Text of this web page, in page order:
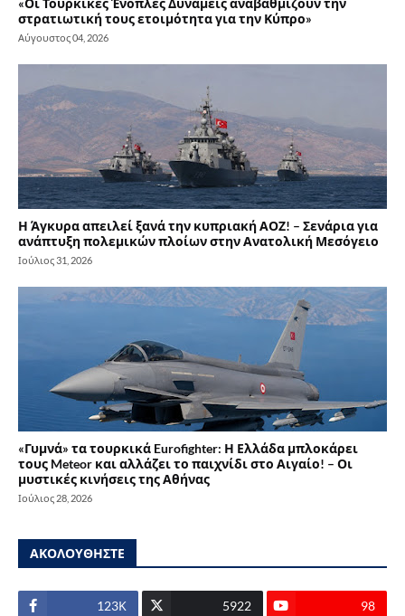
στρατιωτική τους ετοιμότητα για την Κύπρο»
Αύγουστος 04, 2026
Η Άγκυρα απειλεί ξανά την κυπριακή ΑΟΖ! – Σενάρια για
ανάπτυξη πολεμικών πλοίων στην Ανατολική Μεσόγειο
Ιούλιος 31, 2026
«Γυμνά» τα τουρκικά Eurofighter: Η Ελλάδα μπλοκάρει
τους Meteor και αλλάζει το παιχνίδι στο Αιγαίο! – Οι
μυστικές κινήσεις της Αθήνας
Ιούλιος 28, 2026
ΑΚΟΛΟΥΘΗΣΤΕ
123Κ 5922 98